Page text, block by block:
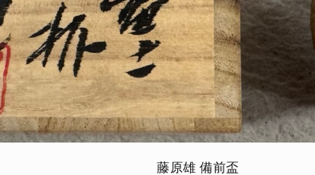
藤原雄 備前盃